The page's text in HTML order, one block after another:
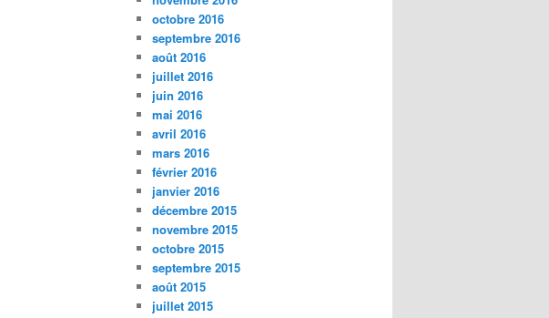
octobre 2016
septembre 2016
août 2016
juillet 2016
juin 2016
mai 2016
avril 2016
mars 2016
février 2016
janvier 2016
décembre 2015
novembre 2015
octobre 2015
septembre 2015
août 2015
juillet 2015